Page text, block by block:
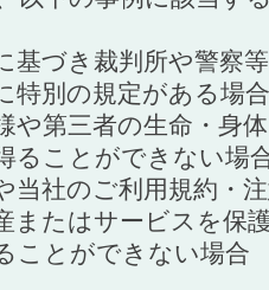
基づき裁判所や警察
特別の規定がある場合
や第三者の生命・身
ることができない場
当社のご利用規約・
またはサービスを保
ことができない場合